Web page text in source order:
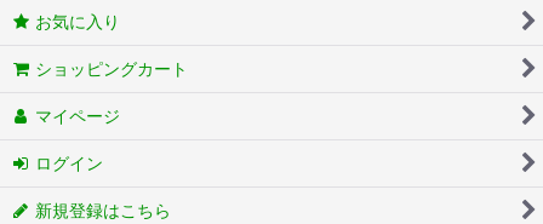
お気に入り
ショッピングカート
マイページ
ログイン
新規登録はこちら